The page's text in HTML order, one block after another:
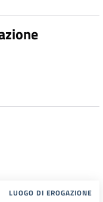
LUOGO DI EROGAZIONE